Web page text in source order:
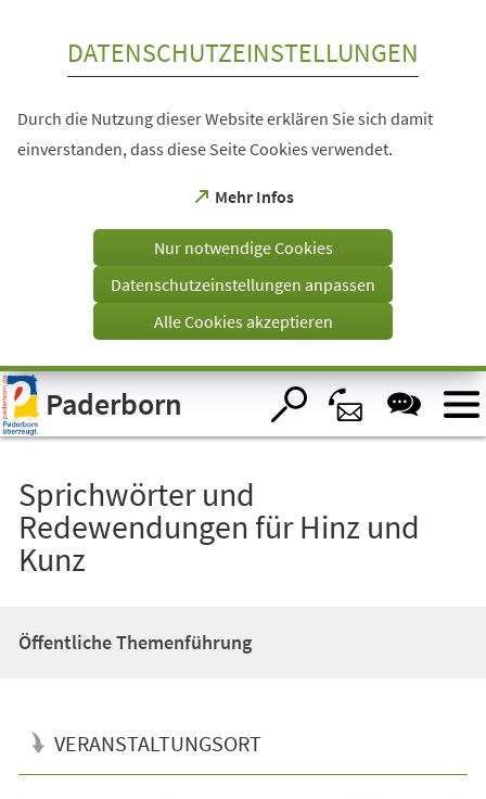
Visuelle
Assistenzsoftware
öffnen.
DATENSCHUTZEINSTELLUNGEN
Durch die Nutzung dieser Website erklären Sie sich damit
einverstanden, dass diese Seite Cookies verwendet.
Mehr Infos
(Öffnet
einem
Tab)
Nur notwendige Cookies
Datenschutzeinstellungen anpassen
Alle Cookies akzeptieren
Paderborn
Sprichwörter und
Redewendungen für Hinz und
Kunz
Öffentliche Themenführung
VERANSTALTUNGSORT